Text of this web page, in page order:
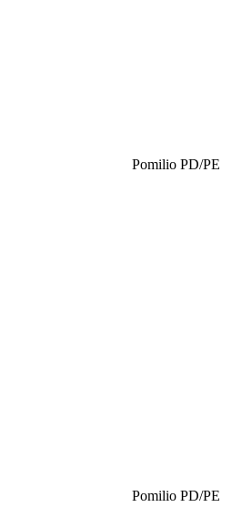
Pomilio PD/PE
Pomilio PD/PE